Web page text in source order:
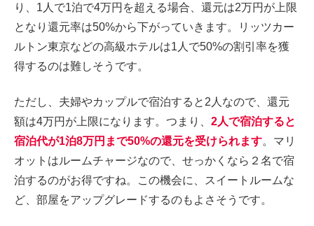
り、1人で1泊で4万円を超える場合、還元は2万円が上限
となり還元率は50%から下がっていきます。リッツカー
ルトン東京などの高級ホテルは1人で50%の割引率を獲
得するのは難しそうです。
ただし、夫婦やカップルで宿泊すると2人なので、還元
額は4万円が上限になります。つまり、 2人で宿泊すると
宿泊代が1泊8万円まで50%の還元を受けられます。マリ
オットはルームチャージなので、せっかくなら２名で宿
泊するのがお得ですね。この機会に、スイートルームな
ど、部屋をアップグレードするのもよさそうです。